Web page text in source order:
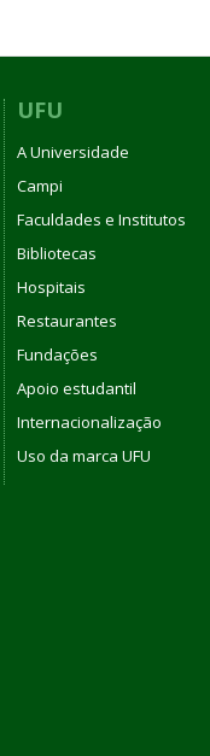
UFU
A Universidade
Campi
Faculdades e Institutos
Bibliotecas
Hospitais
Restaurantes
Fundações
Apoio estudantil
Internacionalização
Uso da marca UFU